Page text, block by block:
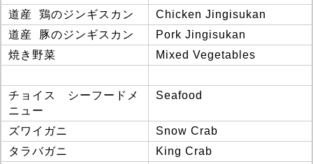
道産 鶏のジンギスカン
Chicken Jingisukan
道産 豚のジンギスカン
Pork Jingisukan
焼き野菜
Mixed Vegetables
チョイス シーフードメ
ニュー
Seafood
ズワイガニ
Snow Crab
タラバガニ
King Crab